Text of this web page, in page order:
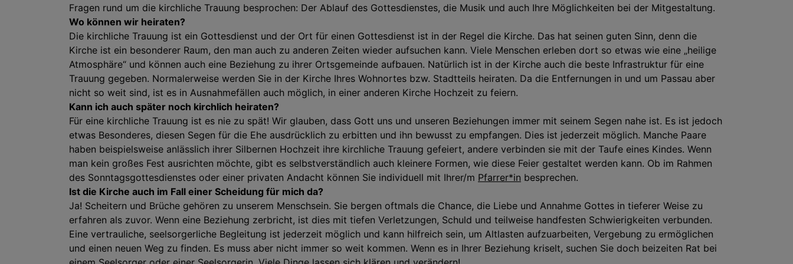
Fragen rund um die kirchliche Trauung besprochen: Der Ablauf des Gottesdienstes, die Musik und auch Ihre Möglichkeiten bei der Mitgestaltung.
Wo können wir heiraten?
Die kirchliche Trauung ist ein Gottesdienst und der Ort für einen Gottesdienst ist in der Regel die Kirche. Das hat seinen guten Sinn, denn die
Kirche ist ein besonderer Raum, den man auch zu anderen Zeiten wieder aufsuchen kann. Viele Menschen erleben dort so etwas wie eine „heilige
Atmosphäre“ und können auch eine Beziehung zu ihrer Ortsgemeinde aufbauen. Natürlich ist in der Kirche auch die beste Infrastruktur für eine
Trauung gegeben. Normalerweise werden Sie in der Kirche Ihres Wohnortes bzw. Stadtteils heiraten. Da die Entfernungen in und um Passau aber
nicht so weit sind, ist es in Ausnahmefällen auch möglich, in einer anderen Kirche Hochzeit zu feiern.
Kann ich auch später noch kirchlich heiraten?
Für eine kirchliche Trauung ist es nie zu spät! Wir glauben, dass Gott uns und unseren Beziehungen immer mit seinem Segen nahe ist. Es ist jedoch
etwas Besonderes, diesen Segen für die Ehe ausdrücklich zu erbitten und ihn bewusst zu empfangen. Dies ist jederzeit möglich. Manche Paare
haben beispielsweise anlässlich ihrer Silbernen Hochzeit ihre kirchliche Trauung gefeiert, andere verbinden sie mit der Taufe eines Kindes. Wenn
man kein großes Fest ausrichten möchte, gibt es selbstverständlich auch kleinere Formen, wie diese Feier gestaltet werden kann. Ob im Rahmen
des Sonntagsgottesdienstes oder einer privaten Andacht können Sie individuell mit Ihrer/m Pfarrer*in besprechen.
Ist die Kirche auch im Fall einer Scheidung für mich da?
Ja! Scheitern und Brüche gehören zu unserem Menschsein. Sie bergen oftmals die Chance, die Liebe und Annahme Gottes in tieferer Weise zu
erfahren als zuvor. Wenn eine Beziehung zerbricht, ist dies mit tiefen Verletzungen, Schuld und teilweise handfesten Schwierigkeiten verbunden.
Eine vertrauliche, seelsorgerliche Begleitung ist jederzeit möglich und kann hilfreich sein, um Altlasten aufzuarbeiten, Vergebung zu ermöglichen
und einen neuen Weg zu finden. Es muss aber nicht immer so weit kommen. Wenn es in Ihrer Beziehung kriselt, suchen Sie doch beizeiten Rat bei